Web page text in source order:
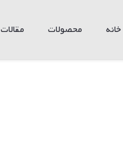
خانه محصولات مقالات